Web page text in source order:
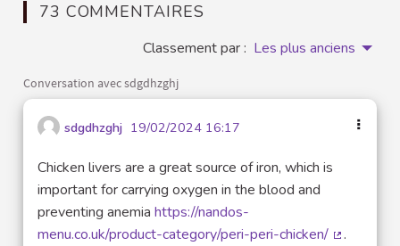
73 COMMENTAIRES
Classement par : Les plus anciens
Conversation avec sdgdhzghj
sdgdhzghj 19/02/2024 16:17
Chicken livers are a great source of iron, which is
important for carrying oxygen in the blood and
preventing anemia https://nandos-
menu.co.uk/product-category/peri-peri-chicken/
.